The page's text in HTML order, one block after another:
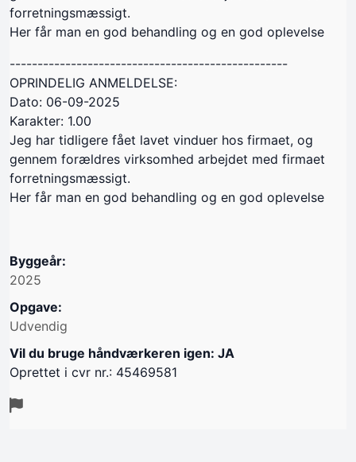
forretningsmæssigt.
Her får man en god behandling og en god oplevelse
--------------------------------------------------
OPRINDELIG ANMELDELSE:
Dato: 06-09-2025
Karakter: 1.00
Jeg har tidligere fået lavet vinduer hos firmaet, og
gennem forældres virksomhed arbejdet med firmaet
forretningsmæssigt.
Her får man en god behandling og en god oplevelse
Byggeår:
2025
Opgave:
Udvendig
Vil du bruge håndværkeren igen: JA
Oprettet i cvr nr.: 45469581